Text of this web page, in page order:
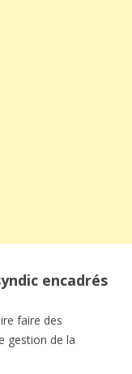
encadrés
faire des
gestion de la